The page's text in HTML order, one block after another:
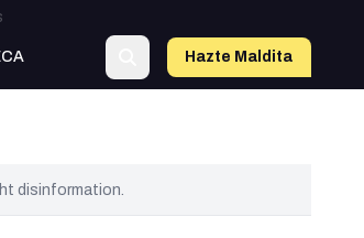
Hazte Maldita
disinformation.